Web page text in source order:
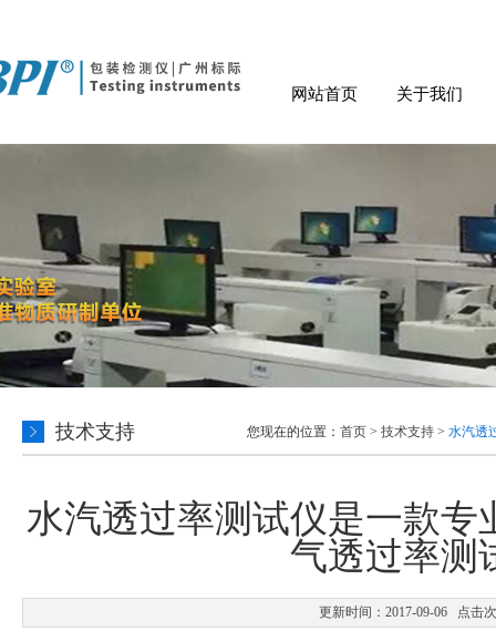
网站首页 关于我们
技术支持 您现在的位置： 首页 > 技术支持 > 水汽透
水汽透过率测试仪是一款专
气透过率测
更新时间：2017-09-06 点击